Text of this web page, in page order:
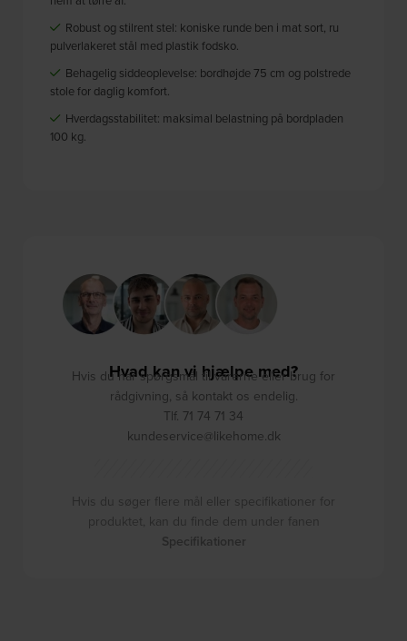
Robust og stilrent stel: koniske runde ben i mat sort, ru
pulverlakeret stål med plastik fodsko.
Behagelig siddeoplevelse: bordhøjde 75 cm og polstrede
stole for daglig komfort.
Hverdagsstabilitet: maksimal belastning på bordpladen
100 kg.
Hvad kan vi hjælpe med?
Hvis du har spørgsmål til varerne eller brug for
rådgivning, så kontakt os endelig.
Tlf. 71 74 71 34
kundeservice@likehome.dk
Hvis du søger flere mål eller specifikationer for
produktet, kan du finde dem under fanen
Specifikationer